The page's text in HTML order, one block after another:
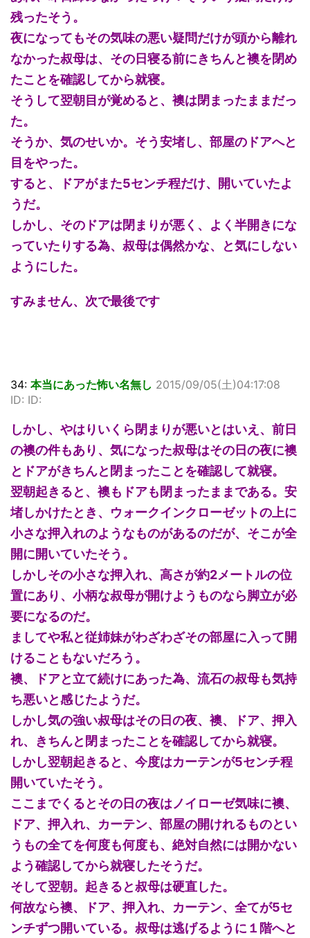
残ったそう。
夜になってもその気味の悪い疑問だけが頭から離れ
なかった叔母は、その日寝る前にきちんと襖を閉め
たことを確認してから就寝。
そうして翌朝目が覚めると、襖は閉まったままだっ
た。
そうか、気のせいか。そう安堵し、部屋のドアへと
目をやった。
すると、ドアがまた5センチ程だけ、開いていたよ
うだ。
しかし、そのドアは閉まりが悪く、よく半開きにな
っていたりする為、叔母は偶然かな、と気にしない
ようにした。
すみません、次で最後です
34: 本当にあった怖い名無し 2015/09/05(土)04:17:08
ID: ID:
しかし、やはりいくら閉まりが悪いとはいえ、前日
の襖の件もあり、気になった叔母はその日の夜に襖
とドアがきちんと閉まったことを確認して就寝。
翌朝起きると、襖もドアも閉まったままである。安
堵しかけたとき、ウォークインクローゼットの上に
小さな押入れのようなものがあるのだが、そこが全
開に開いていたそう。
しかしその小さな押入れ、高さが約2メートルの位
置にあり、小柄な叔母が開けようものなら脚立が必
要になるのだ。
ましてや私と従姉妹がわざわざその部屋に入って開
けることもないだろう。
襖、ドアと立て続けにあった為、流石の叔母も気持
ち悪いと感じたようだ。
しかし気の強い叔母はその日の夜、襖、ドア、押入
れ、きちんと閉まったことを確認してから就寝。
しかし翌朝起きると、今度はカーテンが5センチ程
開いていたそう。
ここまでくるとその日の夜はノイローゼ気味に襖、
ドア、押入れ、カーテン、部屋の開けれるものとい
うもの全てを何度も何度も、絶対自然には開かない
よう確認してから就寝したそうだ。
そして翌朝。起きると叔母は硬直した。
何故なら襖、ドア、押入れ、カーテン、全てが5セ
ンチずつ開いている。叔母は逃げるように１階へと